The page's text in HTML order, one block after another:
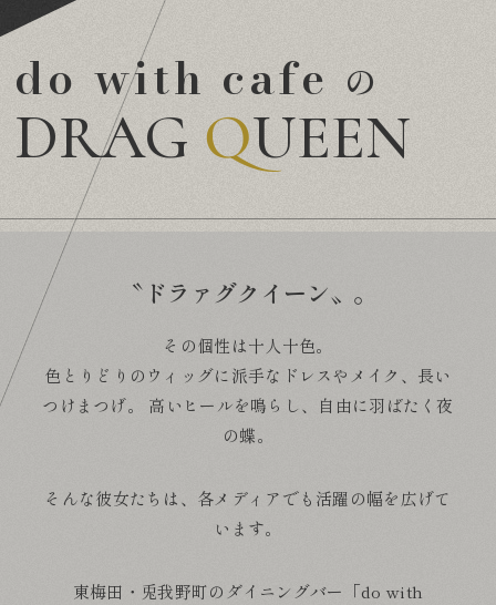
do with cafe の
DRAG QUEEN
〝ドラァグクイーン〟。
その個性は十人十色。
色とりどりのウィッグに派手なドレスやメイク、長い
つけまつげ。
高いヒールを鳴らし、自由に羽ばたく夜
の蝶。
そんな彼女たちは、各メディアでも活躍の幅を広げて
います。
東梅田・兎我野町のダイニングバー 「do with